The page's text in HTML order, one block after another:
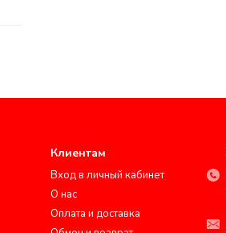
Клиентам
Вход в личный кабинет
О нас
Оплата и доставка